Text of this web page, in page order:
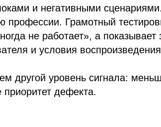
и негативными
профессии. Грамотный
не работает», а показывает
и условия
другой уровень сигнала:
дефекта.